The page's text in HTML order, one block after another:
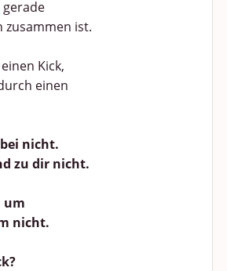
gerade
zusammen ist.
Kick,
einen
nicht.
zu dir nicht.
um
nicht.